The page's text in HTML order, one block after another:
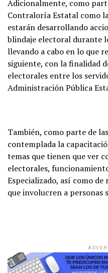
Adicionalmente, como
Contraloría Estatal como
estarán desarrollando
blindaje electoral durante
llevando a cabo en lo que
siguiente, con la finalidad
electorales entre los
Administración Pública
También, como parte de
contemplada la
temas que tienen que ver
electorales,
Especializado, así como
que involucren a personas